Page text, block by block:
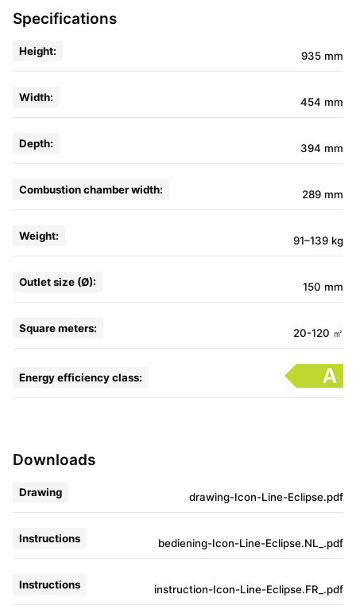
Specifications
Height: 935 mm
Width: 454 mm
Depth: 394 mm
Combustion chamber width: 289 mm
Weight: 91–139 kg
Outlet size (Ø): 150 mm
Square meters: 20-120 ㎡
Energy efficiency class:
Downloads
Drawing drawing-Icon-Line-Eclipse.pdf
Instructions bediening-Icon-Line-Eclipse.NL_.pdf
Instructions instruction-Icon-Line-Eclipse.FR_.pdf